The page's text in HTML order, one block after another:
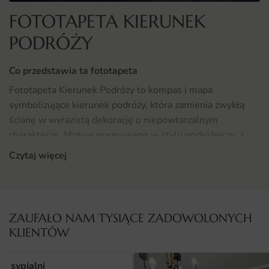
FOTOTAPETA KIERUNEK
PODRÓŻY
Co przedstawia ta fototapeta
Fototapeta Kierunek Podróży to kompas i mapa
symbolizujące kierunek podróży, która zamienia zwykłą
ścianę w wyrazistą dekorację o niepowtarzalnym
charakterze. Motyw opracowano w stylu podróżniczy, z
dbałością o światło i proporcje.
które szukają wzoru z duszą i ponadczasowym
charakterem.
Gdzie sprawdzi się fototapeta Kierunek Podróży
Czytaj więcej
ZAUFAŁO NAM TYSIĄCE ZADOWOLONYCH
KLIENTÓW
sypialni